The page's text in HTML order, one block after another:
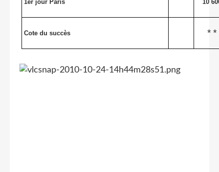
1er jour Paris 10
Cote du succès * *